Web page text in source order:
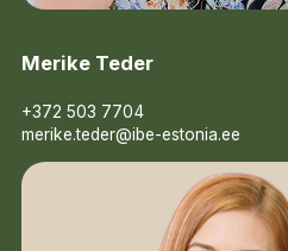
Merike Teder
+372 503 7704
merike.teder@ibe-estonia.ee